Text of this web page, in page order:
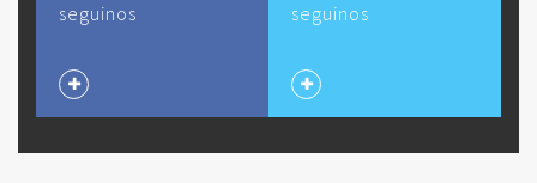
seguinos seguinos